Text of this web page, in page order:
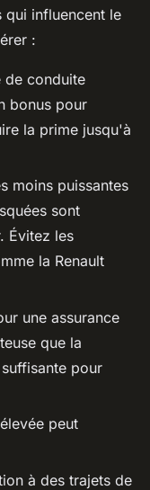
influencent le
:
de conduite
bonus pour
la prime jusqu'à
moins puissantes
sont
Évitez les
la Renault
une assurance
que la
pour
peut
à des trajets de